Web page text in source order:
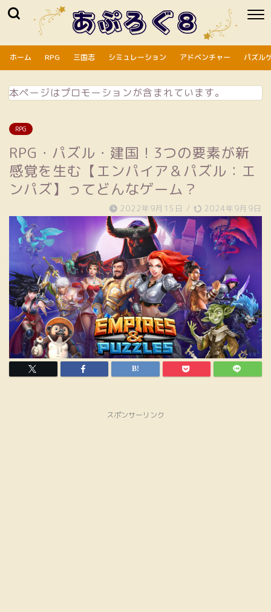
ホーム RPG 三国志 シミュレーション アドベンチャー パズル
本ページはプロモーションが含まれています。
RPG
RPG・パズル・建国！3つの要素が新
感覚を生む【エンパイア＆パズル：エ
ンパズ】ってどんなゲーム？
2022年9月15日 / 2024年9月9日
スポンサーリンク